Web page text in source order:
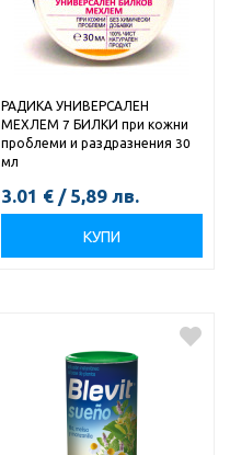
РАДИКА УНИВЕРСАЛЕН
МЕХЛЕМ 7 БИЛКИ при кожни
проблеми и раздразнения 30
мл
3.01 € / 5,89 лв.
КУПИ